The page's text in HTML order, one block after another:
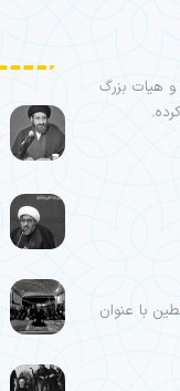
منبر و هیات بزرگ
با عنوان